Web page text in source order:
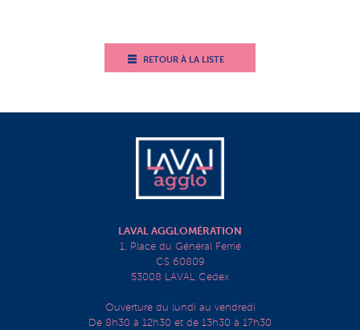
RETOUR À LA LISTE
LAVAL AGGLOMÉRATION
1, Place du Général Ferrié
CS 60809
53008 LAVAL Cedex
Ouverture du lundi au vendredi
De 8h30 à 12h30 et de 13h30 à 17h30